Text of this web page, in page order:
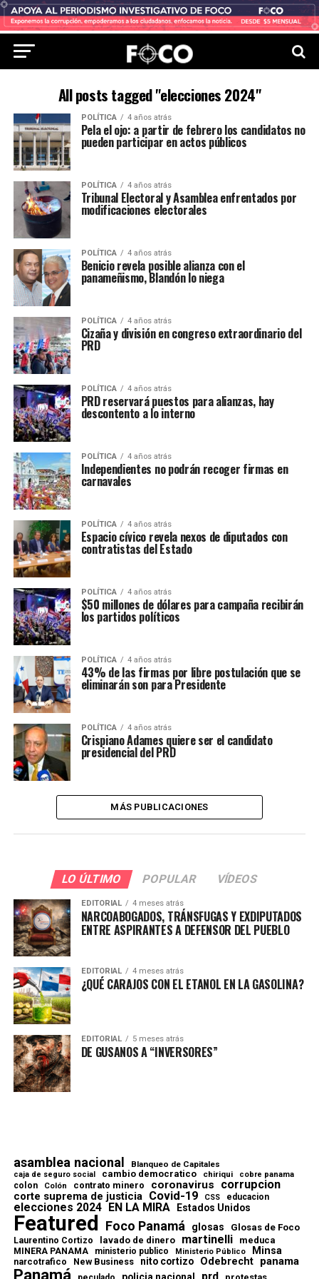
All posts tagged "elecciones 2024"
POLÍTICA 4 años atrás
Pela el ojo: a partir de febrero los candidatos no
pueden participar en actos públicos
POLÍTICA 4 años atrás
Tribunal Electoral y Asamblea enfrentados por
modificaciones electorales
POLÍTICA 4 años atrás
Benicio revela posible alianza con el
panameñismo, Blandón lo niega
POLÍTICA 4 años atrás
Cizaña y división en congreso extraordinario del
PRD
POLÍTICA 4 años atrás
PRD reservará puestos para alianzas, hay
descontento a lo interno
POLÍTICA 4 años atrás
Independientes no podrán recoger firmas en
carnavales
POLÍTICA 4 años atrás
Espacio cívico revela nexos de diputados con
contratistas del Estado
POLÍTICA 4 años atrás
$50 millones de dólares para campaña recibirán
los partidos políticos
POLÍTICA 4 años atrás
43% de las firmas por libre postulación que se
eliminarán son para Presidente
POLÍTICA 4 años atrás
Crispiano Adames quiere ser el candidato
presidencial del PRD
MÁS PUBLICACIONES
LO ÚLTIMO POPULAR VÍDEOS
EDITORIAL 4 meses atrás
NARCOABOGADOS, TRÁNSFUGAS Y EXDIPUTADOS
ENTRE ASPIRANTES A DEFENSOR DEL PUEBLO
EDITORIAL 4 meses atrás
¿QUÉ CARAJOS CON EL ETANOL EN LA GASOLINA?
EDITORIAL 5 meses atrás
DE GUSANOS A “INVERSORES”
asamblea nacional Blanqueo de Capitales
caja de seguro social cambio democratico chiriqui cobre panama
colon Colón contrato minero coronavirus corrupcion
corte suprema de justicia Covid-19 CSS educacion
elecciones 2024 EN LA MIRA Estados Unidos
Featured Foco Panamá glosas Glosas de Foco
Laurentino Cortizo lavado de dinero martinelli meduca
MINERA PANAMA ministerio publico Ministerio Público Minsa
narcotrafico New Business nito cortizo Odebrecht panama
Panamá